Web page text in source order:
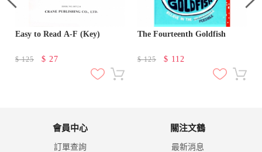
Easy to Read A-F (Key)
$125 $ 27
The Fourteenth Goldfish
$125 $ 112
會員中心
訂單查詢
關注文鶴
最新消息